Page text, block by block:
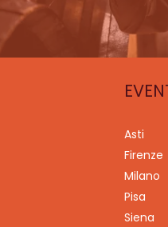
Asti
Firenze
Milano
Pisa
Siena